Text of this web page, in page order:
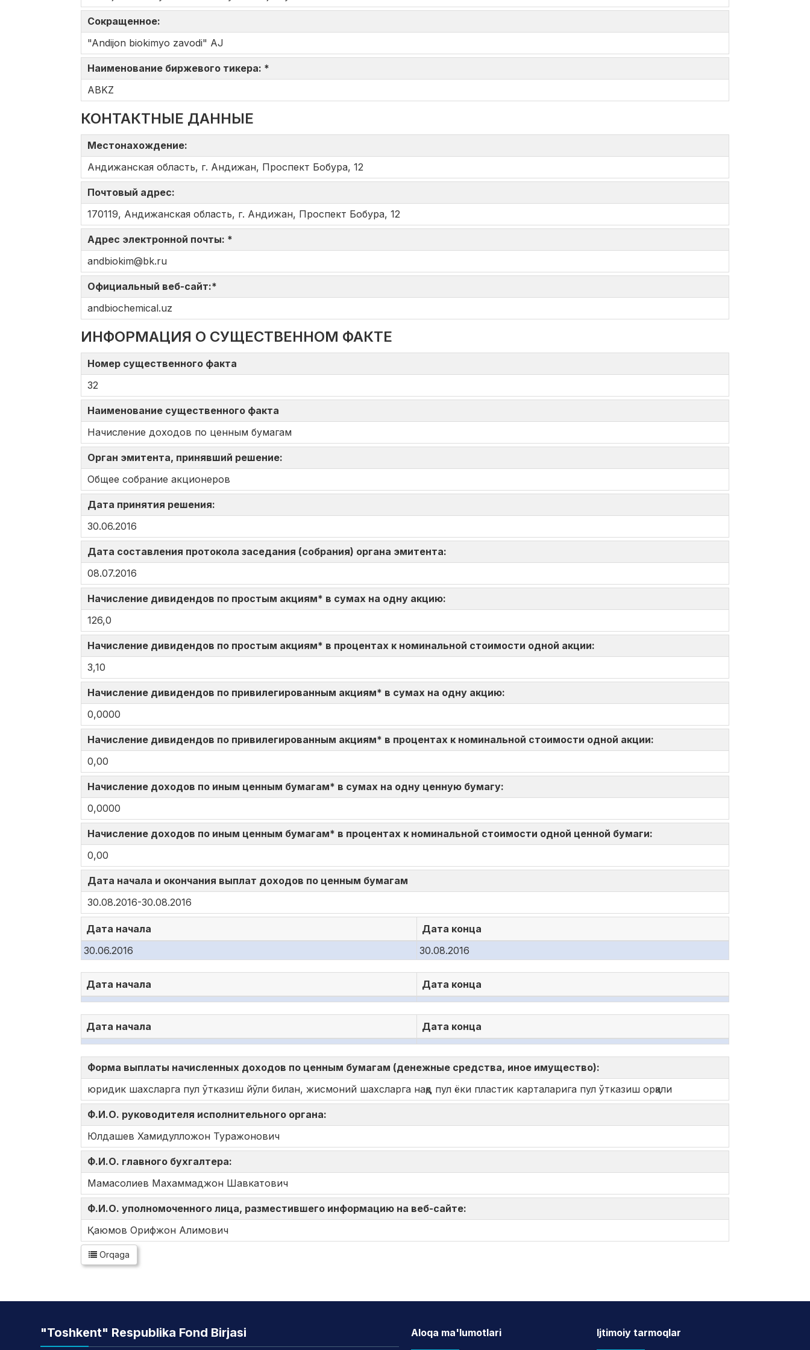
Сокращенное:
"Andijon biokimyo zavodi" AJ
Наименование биржевого тикера: *
ABKZ
КОНТАКТНЫЕ ДАННЫЕ
Местонахождение:
Андижанская область, г. Андижан, Проспект Бобура, 12
Почтовый адрес:
170119, Андижанская область, г. Андижан, Проспект Бобура, 12
Адрес электронной почты: *
andbiokim@bk.ru
Официальный веб-сайт:*
andbiochemical.uz
ИНФОРМАЦИЯ О СУЩЕСТВЕННОМ ФАКТЕ
Номер существенного факта
32
Наименование существенного факта
Начисление доходов по ценным бумагам
Орган эмитента, принявший решение:
Общее собрание акционеров
Дата принятия решения:
30.06.2016
Дата составления протокола заседания (собрания) органа эмитента:
08.07.2016
Начисление дивидендов по простым акциям* в сумах на одну акцию:
126,0
Начисление дивидендов по простым акциям* в процентах к номинальной стоимости одной акции:
3,10
Начисление дивидендов по привилегированным акциям* в сумах на одну акцию:
0,0000
Начисление дивидендов по привилегированным акциям* в процентах к номинальной стоимости одной акции:
0,00
Начисление доходов по иным ценным бумагам* в сумах на одну ценную бумагу:
0,0000
Начисление доходов по иным ценным бумагам* в процентах к номинальной стоимости одной ценной бумаги:
0,00
Дата начала и окончания выплат доходов по ценным бумагам
30.08.2016-30.08.2016
Дата начала
Дата конца
30.06.2016
30.08.2016
Дата начала Дата конца
Дата начала Дата конца
Форма выплаты начисленных доходов по ценным бумагам (денежные средства, иное имущество):
юридик шахсларга пул ўтказиш йўли билан, жисмоний шахсларга нақд пул ёки пластик карталарига пул ўтказиш орқали
Ф.И.О. руководителя исполнительного органа:
Юлдашев Хамидулложон Туражонович
Ф.И.О. главного бухгалтера:
Мамасолиев Махаммаджон Шавкатович
Ф.И.О. уполномоченного лица, разместившего информацию на веб-сайте:
Қаюмов Орифжон Алимович
Orqaga
"Toshkent" Respublika Fond Birjasi Aloqa ma'lumotlari Ijtimoiy tarmoqlar